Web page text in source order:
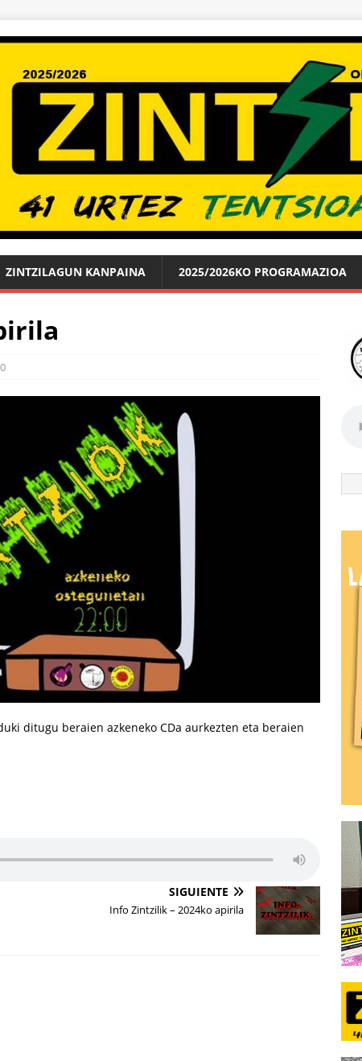
ZINTZILAGUN KANPAINA 2025/2026KO PROGRAMAZIOA
0
ditugu beraien azkeneko CDa aurkezten eta beraien
SIGUIENTE
Info Zintzilik – 2024ko apirila